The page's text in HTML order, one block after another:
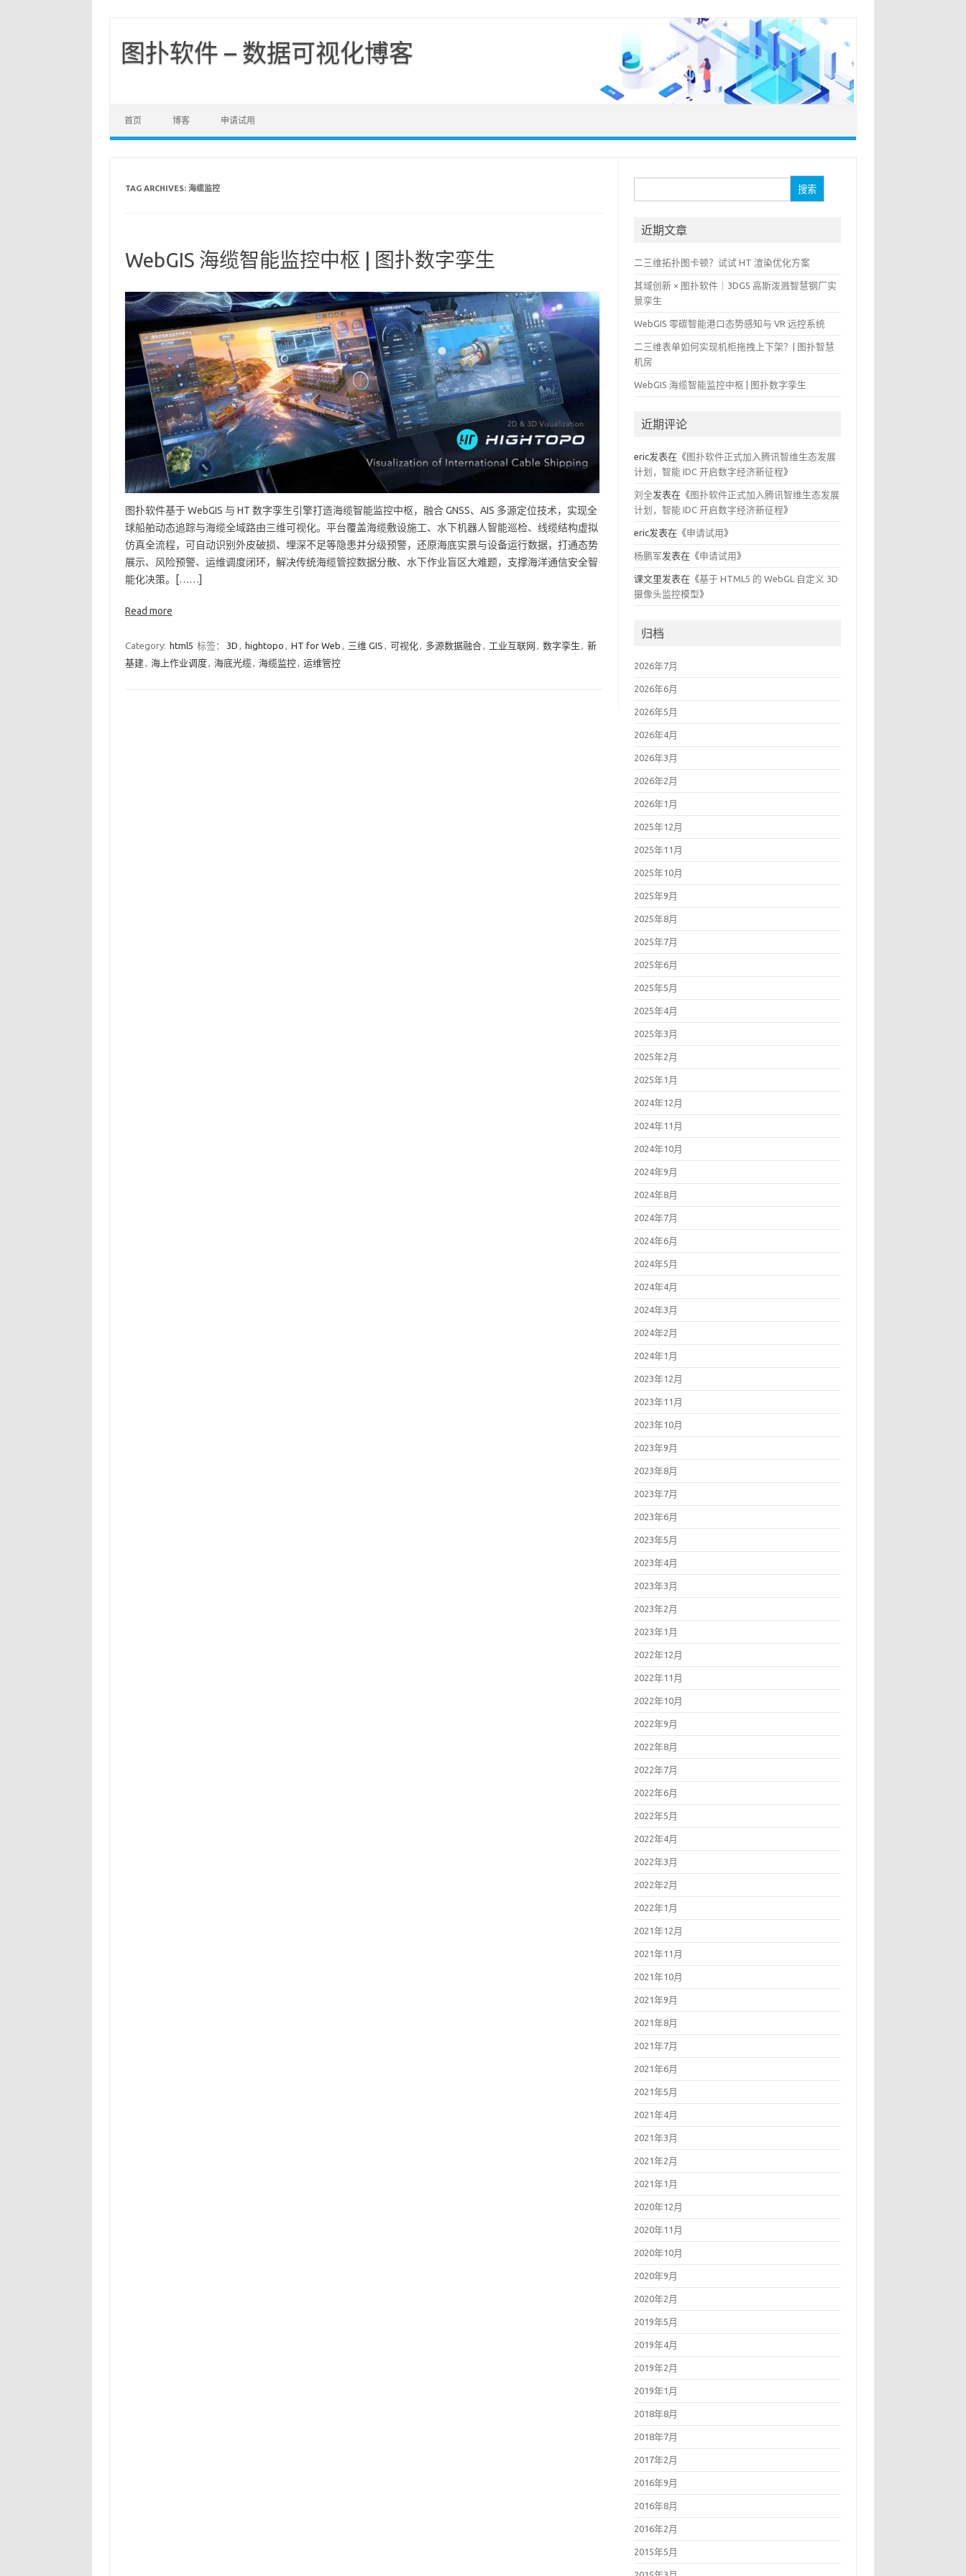
图扑软件 – 数据可视化博客
首页 博客 申请试用
TAG ARCHIVES: 海缆监控
WebGIS 海缆智能监控中枢 | 图扑数字孪生
图扑软件基于 WebGIS 与 HT 数字孪生引擎打造海缆智能监控中枢，融合 GNSS、AIS 多源定位技术，实现全
球船舶动态追踪与海缆全域路由三维可视化。平台覆盖海缆敷设施工、水下机器人智能巡检、线缆结构虚拟
仿真全流程，可自动识别外皮破损、埋深不足等隐患并分级预警，还原海底实景与设备运行数据，打通态势
展示、风险预警、运维调度闭环，解决传统海缆管控数据分散、水下作业盲区大难题，支撑海洋通信安全智
能化决策。[……]
Read more
Category: html5 标签： 3D , hightopo , HT for Web , 三维 GIS , 可视化, 多源数据融合, 工业互联网 , 数字孪生 , 新
基建, 海上作业调度, 海底光缆, 海缆监控, 运维管控
索：
近期文章
二三维拓扑图卡顿？试试 HT 渲染优化方案
其域创新 × 图扑软件｜3DGS 高斯泼溅智慧钢厂实
景孪生
WebGIS 零碳智能港口态势感知与 VR 远控系统
二三维表单如何实现机柜拖拽上下架？| 图扑智慧
机房
WebGIS 海缆智能监控中枢 | 图扑数字孪生
近期评论
eric发表在《 图扑软件正式加入腾讯智维生态发展
计划，智能 IDC 开启数字经济新征程》
刘全发表在《 图扑软件正式加入腾讯智维生态发展
计划，智能 IDC 开启数字经济新征程》
eric发表在《申请试用 》
杨鹏军发表在《申请试用 》
课文里发表在《基于 HTML5 的 WebGL 自定义 3D
摄像头监控模型》
归档
2026年7月
2026年6月
2026年5月
2026年4月
2026年3月
2026年2月
2026年1月
2025年12月
2025年11月
2025年10月
2025年9月
2025年8月
2025年7月
2025年6月
2025年5月
2025年4月
2025年3月
2025年2月
2025年1月
2024年12月
2024年11月
2024年10月
2024年9月
2024年8月
2024年7月
2024年6月
2024年5月
2024年4月
2024年3月
2024年2月
2024年1月
2023年12月
2023年11月
2023年10月
2023年9月
2023年8月
2023年7月
2023年6月
2023年5月
2023年4月
2023年3月
2023年2月
2023年1月
2022年12月
2022年11月
2022年10月
2022年9月
2022年8月
2022年7月
2022年6月
2022年5月
2022年4月
2022年3月
2022年2月
2022年1月
2021年12月
2021年11月
2021年10月
2021年9月
2021年8月
2021年7月
2021年6月
2021年5月
2021年4月
2021年3月
2021年2月
2021年1月
2020年12月
2020年11月
2020年10月
2020年9月
2020年2月
2019年5月
2019年4月
2019年2月
2019年1月
2018年8月
2018年7月
2017年2月
2016年9月
2016年8月
2016年2月
2015年5月